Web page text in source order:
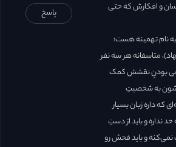
و افکارش که حتی
نام تهمینه هست؛
متاسفانه هر سه نفر
بودنِ نقشش کمک
به شخصیتِ
داره زبان بسیار
و باید از دستِ
نمی‌کنه و باید فحش رو
پاسخ